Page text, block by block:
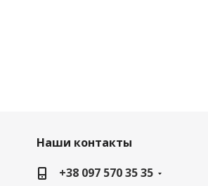
Наши контакты
+38 097 570 35 35